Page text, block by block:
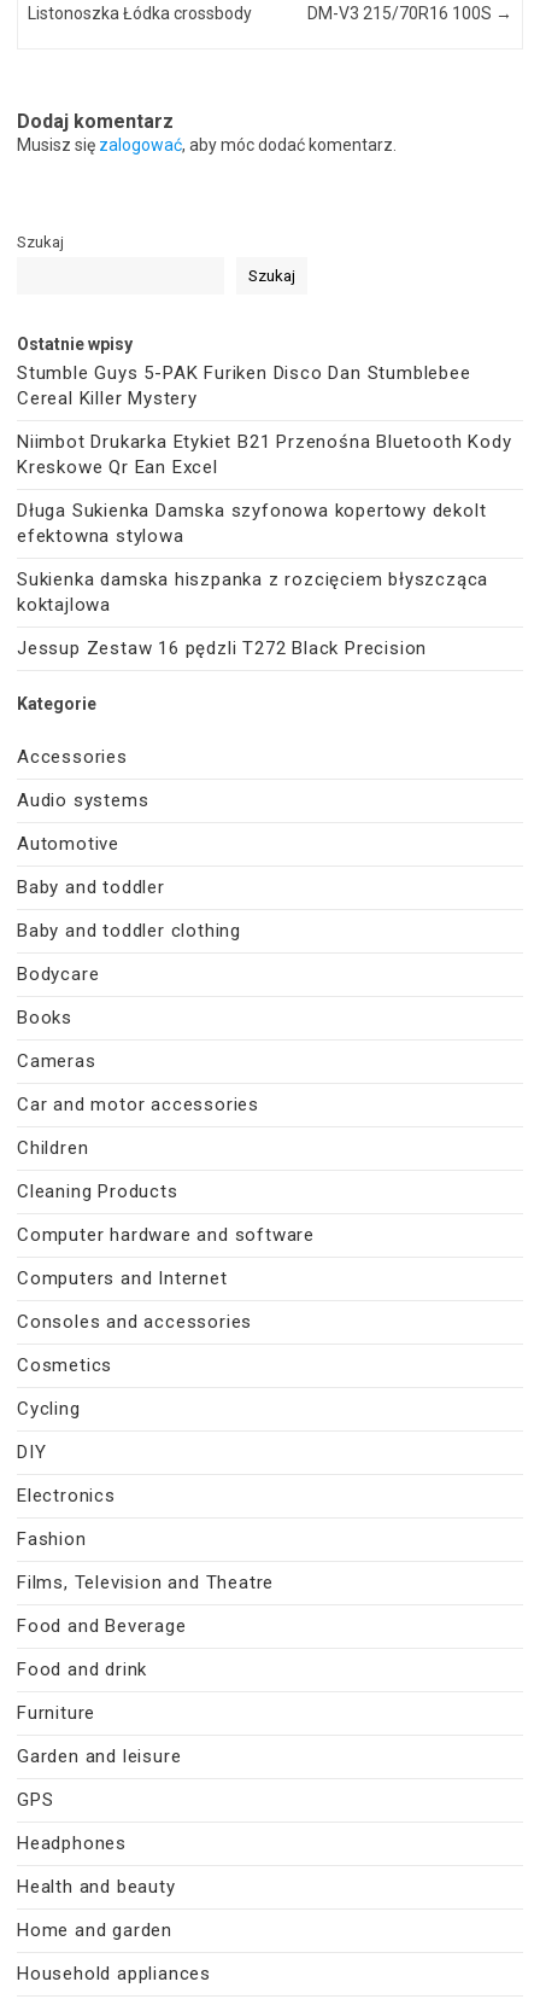
Listonoszka Łódka crossbody DM-V3 215/70R16 100S →
Dodaj komentarz
Musisz się zalogować, aby móc dodać komentarz.
Szukaj
Szukaj
Ostatnie wpisy
Stumble Guys 5-PAK Furiken Disco Dan Stumblebee
Cereal Killer Mystery
Niimbot Drukarka Etykiet B21 Przenośna Bluetooth Kody
Kreskowe Qr Ean Excel
Długa Sukienka Damska szyfonowa kopertowy dekolt
efektowna stylowa
Sukienka damska hiszpanka z rozcięciem błyszcząca
koktajlowa
Jessup Zestaw 16 pędzli T272 Black Precision
Kategorie
Accessories
Audio systems
Automotive
Baby and toddler
Baby and toddler clothing
Bodycare
Books
Cameras
Car and motor accessories
Children
Cleaning Products
Computer hardware and software
Computers and Internet
Consoles and accessories
Cosmetics
Cycling
DIY
Electronics
Fashion
Films, Television and Theatre
Food and Beverage
Food and drink
Furniture
Garden and leisure
GPS
Headphones
Health and beauty
Home and garden
Household appliances